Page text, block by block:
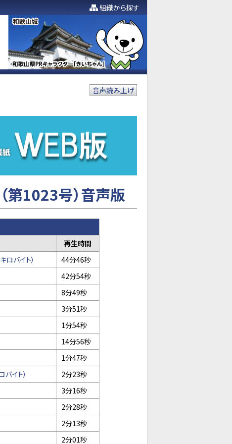
組織から探す
音声読み上げ
第1023号）音声版
再生時間
バイト）
44分46秒
42分54秒
8分49秒
3分51秒
1分54秒
14分56秒
1分47秒
イト）
2分23秒
3分16秒
2分28秒
2分13秒
2分01秒